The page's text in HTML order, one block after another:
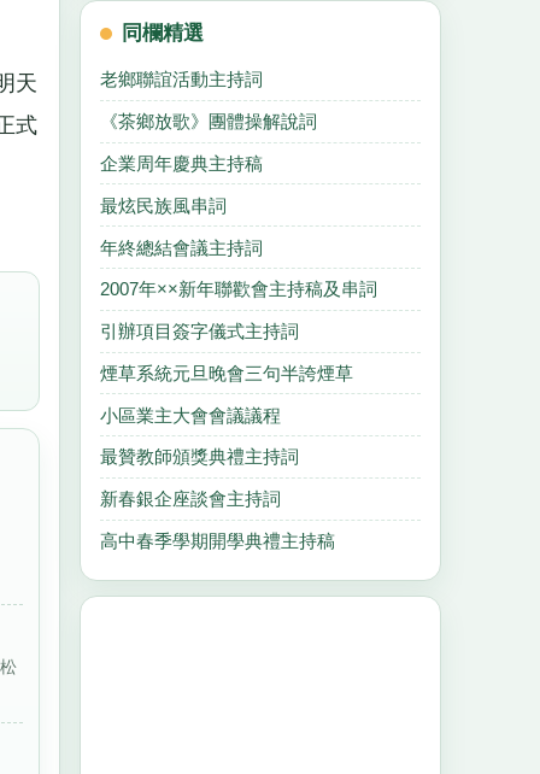
天
式
同欄精選
老鄉聯誼活動主持詞
《茶鄉放歌》團體操解說詞
企業周年慶典主持稿
最炫民族風串詞
年終總結會議主持詞
2007年××新年聯歡會主持稿及串詞
引辦項目簽字儀式主持詞
煙草系統元旦晚會三句半誇煙草
小區業主大會會議議程
最贊教師頒獎典禮主持詞
新春銀企座談會主持詞
高中春季學期開學典禮主持稿